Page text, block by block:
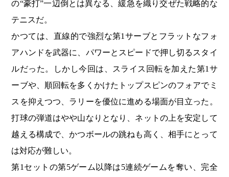
の“豪打”一辺倒とは異なる、緩急を織り交ぜた戦略的な
テニスだ。
かつては、直線的で強烈な第1サーブとフラットなフォ
アハンドを武器に、パワーとスピードで押し切るスタイ
ルだった。しかし今回は、スライス回転を加えた第1サ
ーブや、順回転を多くかけたトップスピンのフォアでミ
スを抑えつつ、ラリーを優位に進める場面が目立った。
打球の弾道はやや山なりとなり、ネットの上を安定して
越える構成で、かつボールの跳ねも高く、相手にとって
は対応が難しい。
第1セットの第5ゲーム以降は5連続ゲームを奪い、完全